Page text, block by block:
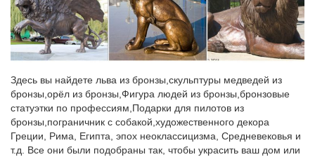
Германия 1950-1960 г.г., за Вашу цену!!! 2 р.
Скульптура Богов БРОНЗОВАЯ СКУЛЬПТУРА ДРЕВНЯЯ…
Цена: НазваниеСтатуэтки Орел »» Статуэтка Утки Бронза по
Символы Года » 2018 Год Собаки Новинки Печати Сувениры
Златоуст Бронзовые Колокольчики СУВЕНИРЫ и ШАРЖИ
Ложка для обуви.
Скульптуры и статуэтки символ 2018 года Собака
Здесь вы найдете льва из бронзы,скульптуры медведей из
бронзы,орёл из бронзы,Фигура людей из бронзы,бронзовые
статуэтки по профессиям,Подарки для пилотов из
бронзы,пограничник с собакой,художественного декора
Греции, Рима, Египта, эпох неоклассицизма, Средневековья и
т.д. Все они были подобраны так, чтобы украсить ваш дом или